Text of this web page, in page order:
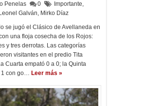
Penelas 0 Importante,
Leonel Galván, Mirko Díaz
se jugó el Clásico de Avellaneda en
una floja cosecha de los Rojos:
y tres derrotas. Las categorías
visitantes en el predio Tita
Cuarta empató 0 a 0; la Quinta
1 con go… Leer más »